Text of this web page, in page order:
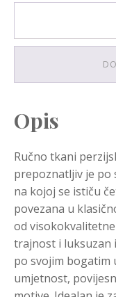
Opis
Ručno tkani
prepoznatljiv je po
na kojoj se ističu
povezana u
od
trajnost i luksuzan
po svojim bogatim
umjetnost,